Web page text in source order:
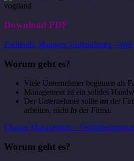
Download PDF
Fachkraft, Manager, Unternehmer – Wer
Worum geht es?
Viele Unternehmer beginnen als
Management ist ein solides
Der Unternehmer sollte an der
arbeiten, nicht in der Firma.
Change Management –
Worum geht es?